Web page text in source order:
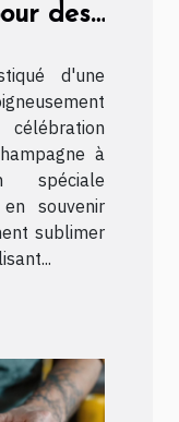
des
d'une
à
spéciale
souvenir
sublimer